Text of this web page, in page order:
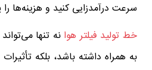
سرعت درآمدزایی کنید و هزینه‌ها
خط تولید فیلتر هوا نه تنها
به همراه داشته باشد، بلکه